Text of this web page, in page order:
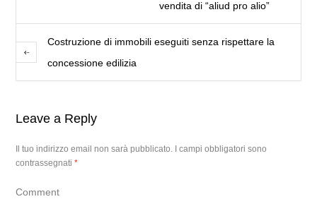
vendita di “aliud pro alio”
Costruzione di immobili eseguiti senza rispettare la
concessione edilizia
Leave a Reply
Il tuo indirizzo email non sarà pubblicato.
I campi obbligatori sono
contrassegnati*
Comment